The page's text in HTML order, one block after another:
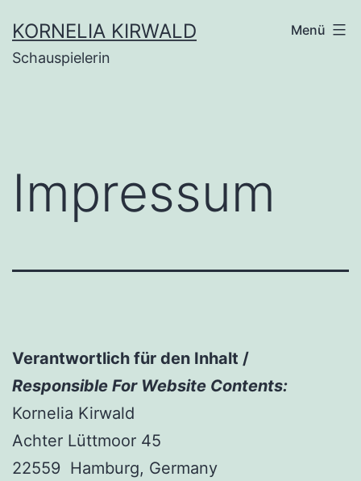
Inhalt
springen
KORNELIA KIRWALD
Schauspielerin
Menü
Impressum
Verantwortlich für den Inhalt /
Responsible For Website Contents:
Kornelia Kirwald
Achter Lüttmoor 45
22559 Hamburg, Germany